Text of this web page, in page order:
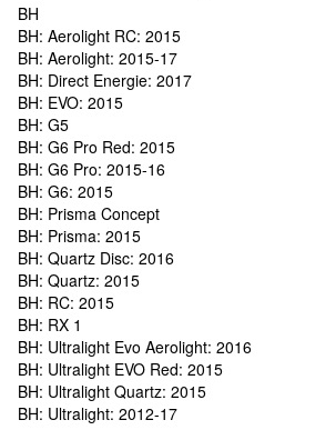
BH
BH: Aerolight RC: 2015
BH: Aerolight: 2015-17
BH: Direct Energie: 2017
BH: EVO: 2015
BH: G5
BH: G6 Pro Red: 2015
BH: G6 Pro: 2015-16
BH: G6: 2015
BH: Prisma Concept
BH: Prisma: 2015
BH: Quartz Disc: 2016
BH: Quartz: 2015
BH: RC: 2015
BH: RX 1
BH: Ultralight Evo Aerolight: 2016
BH: Ultralight EVO Red: 2015
BH: Ultralight Quartz: 2015
BH: Ultralight: 2012-17